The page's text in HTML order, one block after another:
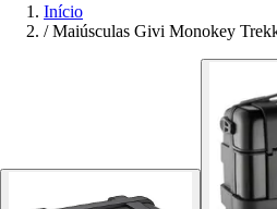
Início
/ Maiúsculas Givi Monokey